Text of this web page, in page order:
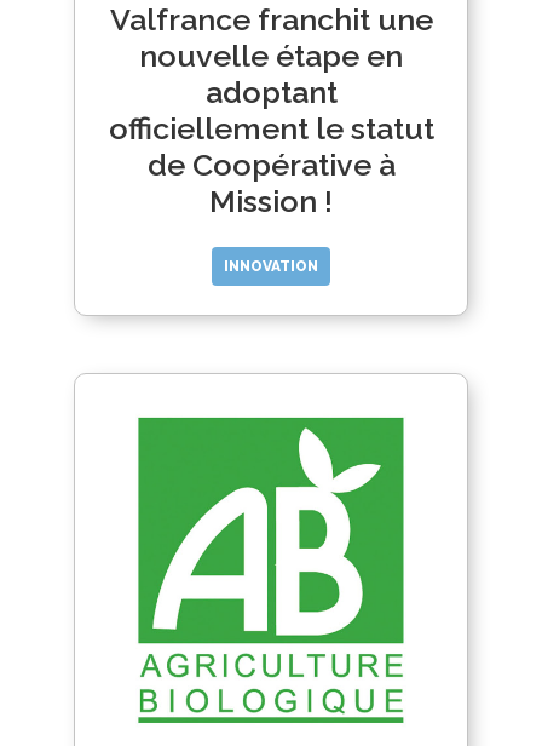
Valfrance franchit une
nouvelle étape en
adoptant
officiellement le statut
de Coopérative à
Mission !
INNOVATION